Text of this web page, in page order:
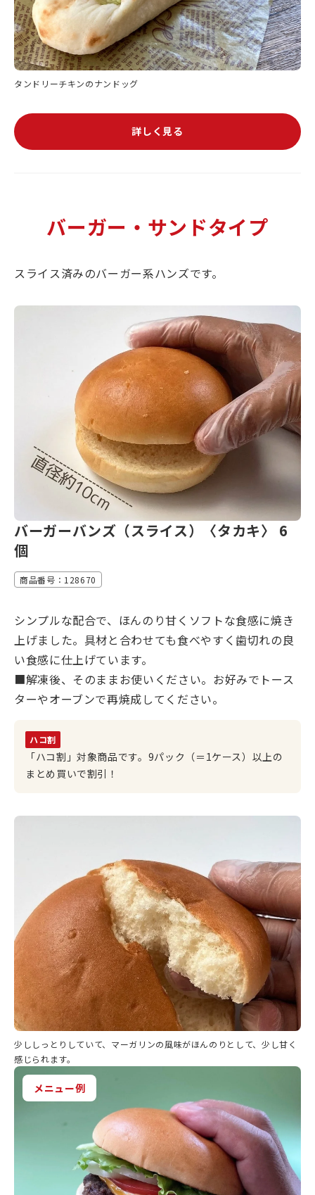
タンドリーチキンのナンドッグ
詳しく見る
バーガー・サンドタイプ
スライス済みのバーガー系ハンズです。
バーガーバンズ（スライス）〈タカキ〉 6
個
商品番号：128670
シンプルな配合で、ほんのり甘くソフトな食感に焼き
上げました。具材と合わせても食べやすく歯切れの良
い食感に仕上げています。
■解凍後、そのままお使いください。お好みでトース
ターやオーブンで再焼成してください。
ハコ割
「ハコ割」対象商品です。9パック（＝1ケース）以上の
まとめ買いで割引！
少ししっとりしていて、マーガリンの風味がほんのりとして、少し甘く
感じられます。
メニュー例